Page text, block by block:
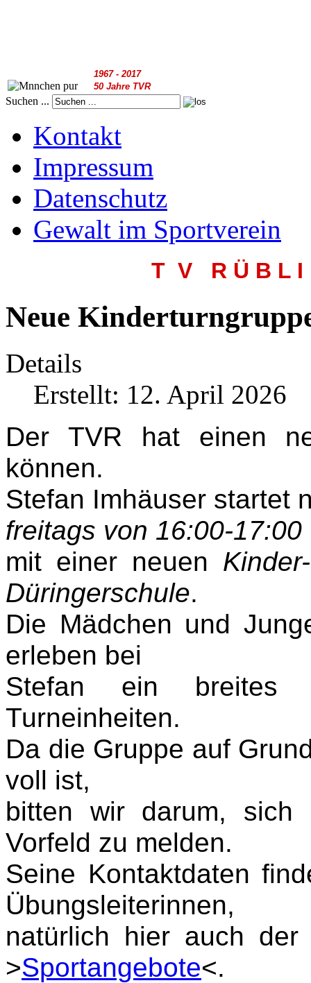
1967 - 2017
50 Jahre TVR
Suchen ...
Kontakt
Impressum
Datenschutz
Gewalt im Sportverein
T V R Ü B L
Neue
Details
Erstellt: 12. April 2026
Der TVR hat einen
können.
Stefan Imhäuser startet
freitags von 16:00-17:00
mit einer neuen
Düringerschule.
Die Mädchen und
erleben bei
Stefan ein breites
Turneinheiten.
Da die Gruppe auf
voll ist,
bitten wir darum, sich
Vorfeld zu melden.
Seine Kontaktdaten
Übungsleiterinnen,
natürlich hier auch
>Sportangebote<.